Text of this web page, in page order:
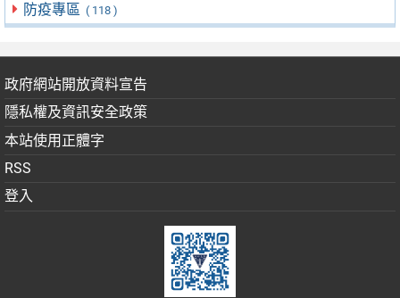
防疫專區 ( 118 )
政府網站開放資料宣告
隱私權及資訊安全政策
本站使用正體字
RSS
登入